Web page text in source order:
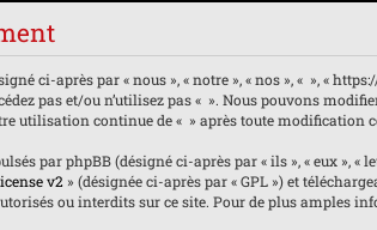
ci-après par « nous », « notre », « nos », « », «
pas et/ou n’utilisez pas « ». Nous pouvons
utilisation continue de « » après toute modification
par phpBB (désigné ci-après par « ils », « eux », «
v2 » (désignée ci-après par « GPL ») et
ou interdits sur ce site. Pour de plus amples